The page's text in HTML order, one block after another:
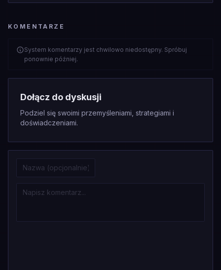
KOMENTARZE
System komentarzy jest chwilowo niedostępny. Spróbuj
ponownie później.
Dołącz do dyskusji
Podziel się swoimi przemyśleniami, strategiami i
doświadczeniami.